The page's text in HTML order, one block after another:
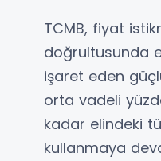
TCMB, fiyat
doğrultusunda
işaret eden
orta vadeli
kadar elindeki
kullanmaya